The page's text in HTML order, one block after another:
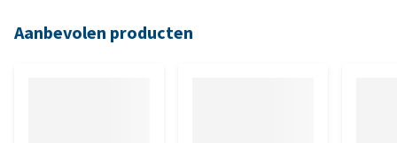
Aanbevolen producten